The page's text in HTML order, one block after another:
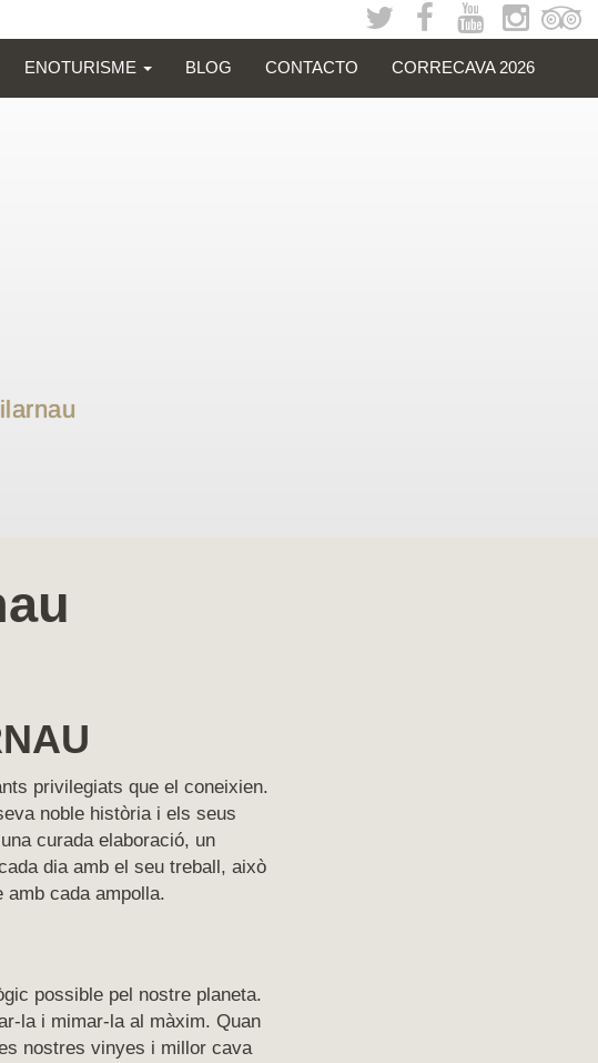
ENOTURISME BLOG CONTACTO CORRECAVA 2026
privilegiats que el coneixien.
noble història i els seus
curada elaboració, un
dia amb el seu treball, això
cada ampolla.
possible pel nostre planeta.
la i mimar-la al màxim. Quan
nostres vinyes i millor cava